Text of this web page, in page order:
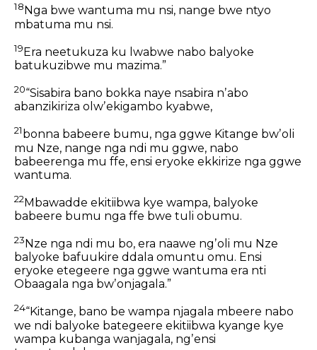
18 Nga bwe wantuma mu nsi, nange bwe ntyo
mbatuma mu nsi.
19Era neetukuza ku lwabwe nabo balyoke
batukuzibwe mu mazima.”
20“Sisabira bano bokka naye nsabira nʼabo
abanzikiriza olwʼekigambo kyabwe,
21bonna babeere bumu, nga ggwe Kitange bwʼoli
mu Nze, nange nga ndi mu ggwe, nabo
babeerenga mu ffe, ensi eryoke ekkirize nga ggwe
wantuma.
22Mbawadde ekitiibwa kye wampa, balyoke
babeere bumu nga ffe bwe tuli obumu.
23 Nze nga ndi mu bo, era naawe ngʼoli mu Nze
balyoke bafuukire ddala omuntu omu. Ensi
eryoke etegeere nga ggwe wantuma era nti
Obaagala nga bwʼonjagala.”
24“Kitange, bano be wampa njagala mbeere nabo
we ndi balyoke bategeere ekitiibwa kyange kye
wampa kubanga wanjagala, ngʼensi